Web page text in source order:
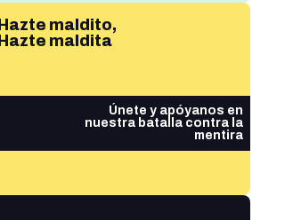
Hazte maldito,
Hazte maldita
Únete y apóyanos en
nuestra batalla contra la
mentira